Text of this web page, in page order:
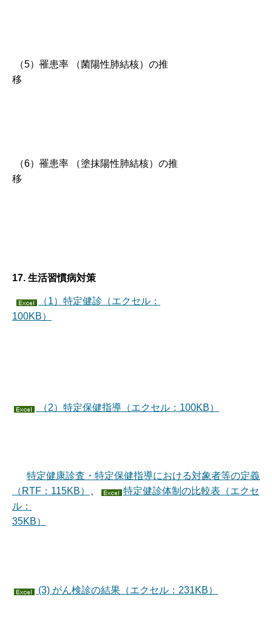
（5）罹患率 （菌陽性肺結核）の推
移
（6）罹患率 （塗抹陽性肺結核）の推
移
17. 生活習慣病対策
（1）特定健診（エクセル：
100KB）
（2）特定保健指導（エクセル：100KB）
特定健康診査・特定保健指導における対象者等の定義
（RTF：115KB）
、
特定健診体制の比較表（エクセ
ル：
35KB）
(3) がん検診の結果（エクセル：231KB）